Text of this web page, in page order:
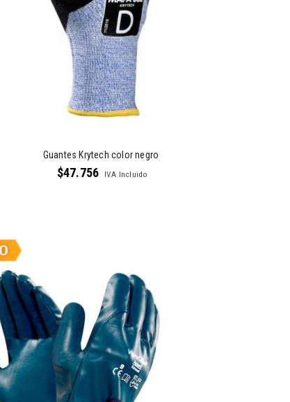
Guantes Krytech color negro
$47.756 IVA Incluido